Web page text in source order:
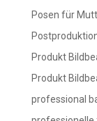
Posen für
Produkt
Produkt
professional